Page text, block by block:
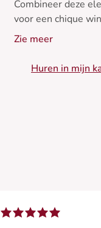
Combineer deze
voor een chique
- Hoge kraag
- Lange mouwen
Zie meer
Huren in mijn